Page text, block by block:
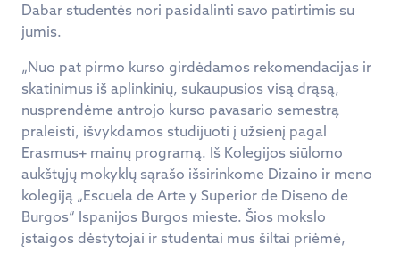
Dabar studentės nori pasidalinti savo patirtimis su
jumis.
„Nuo pat pirmo kurso girdėdamos rekomendacijas ir
skatinimus iš aplinkinių, sukaupusios visą drąsą,
nusprendėme antrojo kurso pavasario semestrą
praleisti, išvykdamos studijuoti į užsienį pagal
Erasmus+ mainų programą. Iš Kolegijos siūlomo
aukštųjų mokyklų sąrašo išsirinkome Dizaino ir meno
kolegiją „Escuela de Arte y Superior de Diseno de
Burgos“ Ispanijos Burgos mieste. Šios mokslo
įstaigos dėstytojai ir studentai mus šiltai priėmė,